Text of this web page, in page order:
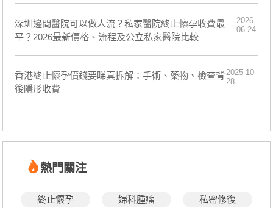
深圳邊間醫院可以做人流？私家醫院終止懷孕收費最
平？2026最新價格、流程及公立私家醫院比較
2026-
06-24
香港終止懷孕價錢要睇真拆解：手術、藥物、檢查背
後隱形收費
2025-10-
28
熱門關注
終止懷孕 婦科腫瘤 私密修復